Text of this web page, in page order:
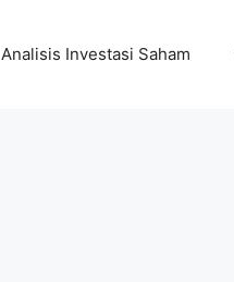
Analisis Investasi Saham